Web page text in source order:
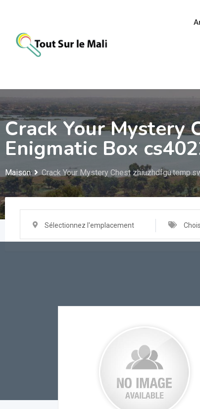
contenu
Crack Your Mystery
Enigmatic Box
Maison Crack Your Mystery Chest
Sélectionnez l'emplacement